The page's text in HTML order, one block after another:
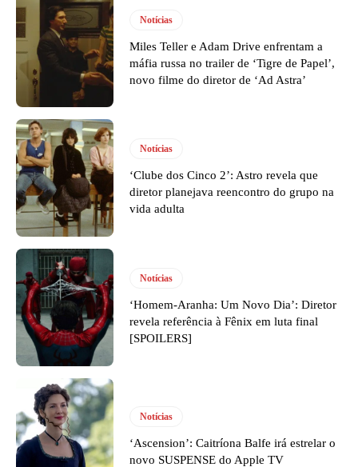
Notícias
Miles Teller e Adam Drive enfrentam a
máfia russa no trailer de ‘Tigre de Papel’,
novo filme do diretor de ‘Ad Astra’
Notícias
‘Clube dos Cinco 2’: Astro revela que
diretor planejava reencontro do grupo na
vida adulta
Notícias
‘Homem-Aranha: Um Novo Dia’: Diretor
revela referência à Fênix em luta final
[SPOILERS]
Notícias
‘Ascension’: Caitríona Balfe irá estrelar o
novo SUSPENSE do Apple TV